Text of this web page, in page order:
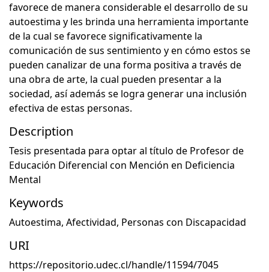
favorece de manera considerable el desarrollo de su
autoestima y les brinda una herramienta importante
de la cual se favorece significativamente la
comunicación de sus sentimiento y en cómo estos se
pueden canalizar de una forma positiva a través de
una obra de arte, la cual pueden presentar a la
sociedad, así además se logra generar una inclusión
efectiva de estas personas.
Description
Tesis presentada para optar al título de Profesor de
Educación Diferencial con Mención en Deficiencia
Mental
Keywords
Autoestima, Afectividad, Personas con Discapacidad
URI
https://repositorio.udec.cl/handle/11594/7045